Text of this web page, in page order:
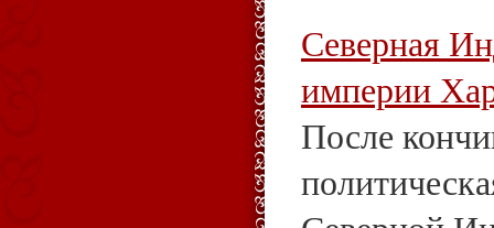
Северная
империи
После